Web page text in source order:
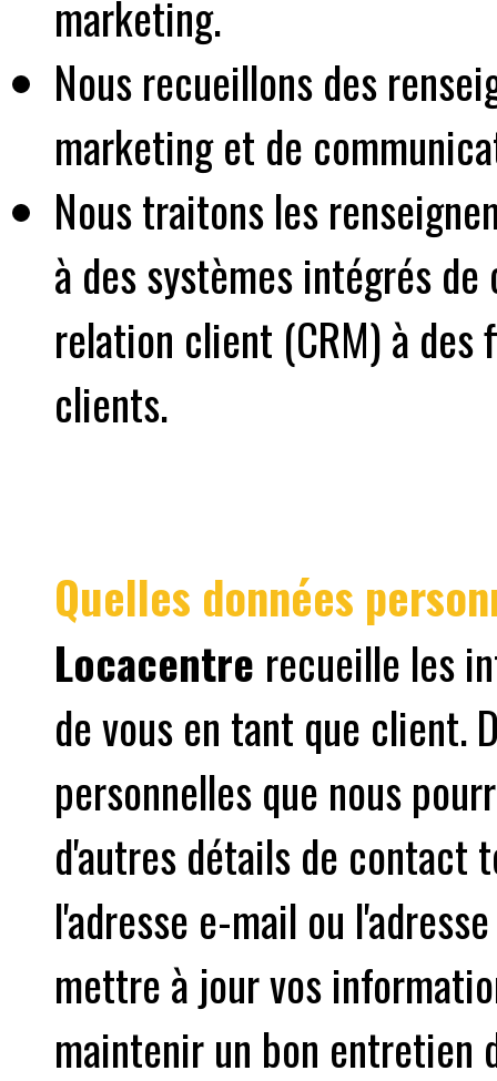
marketing.
Nous recueillons des
marketing et de
Nous traitons les
à des systèmes intégrés
relation client (CRM) à
clients.
Quelles données
Locacentre recueille les
de vous en tant que client.
personnelles que nous
d'autres détails de contact
l'adresse e-mail ou
mettre à jour vos
maintenir un bon entretien